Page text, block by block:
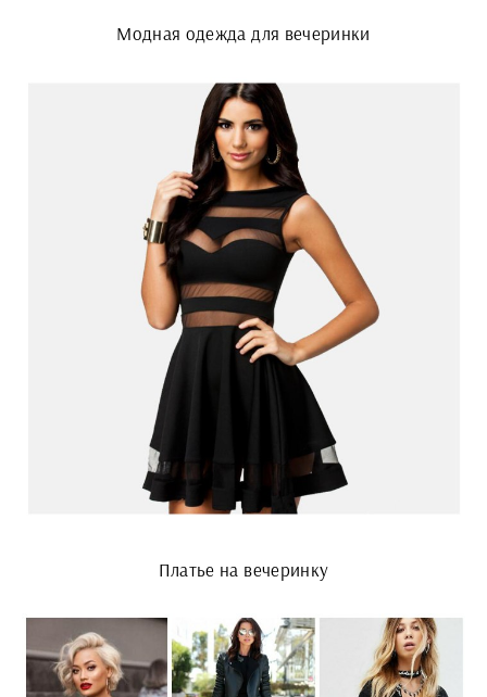
Модная одежда для вечеринки
Платье на вечеринку